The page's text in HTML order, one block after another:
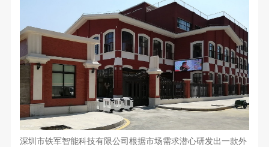
深圳市铁军智能科技有限公司根据市场需求潜心研发出一款外